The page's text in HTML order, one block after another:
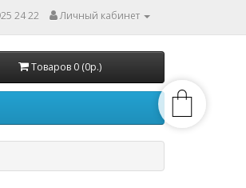
24 22 Личный кабинет
Товаров 0 (0р.)